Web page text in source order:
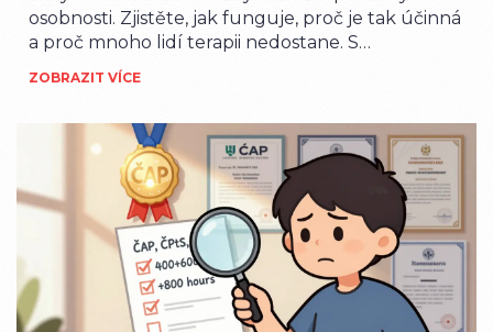
osobnosti. Zjistěte, jak funguje, proč je tak účinná
a proč mnoho lidí terapii nedostane. S
konkrétními čísly, příběhy a kroky pro pacienty i
ZOBRAZIT VÍCE